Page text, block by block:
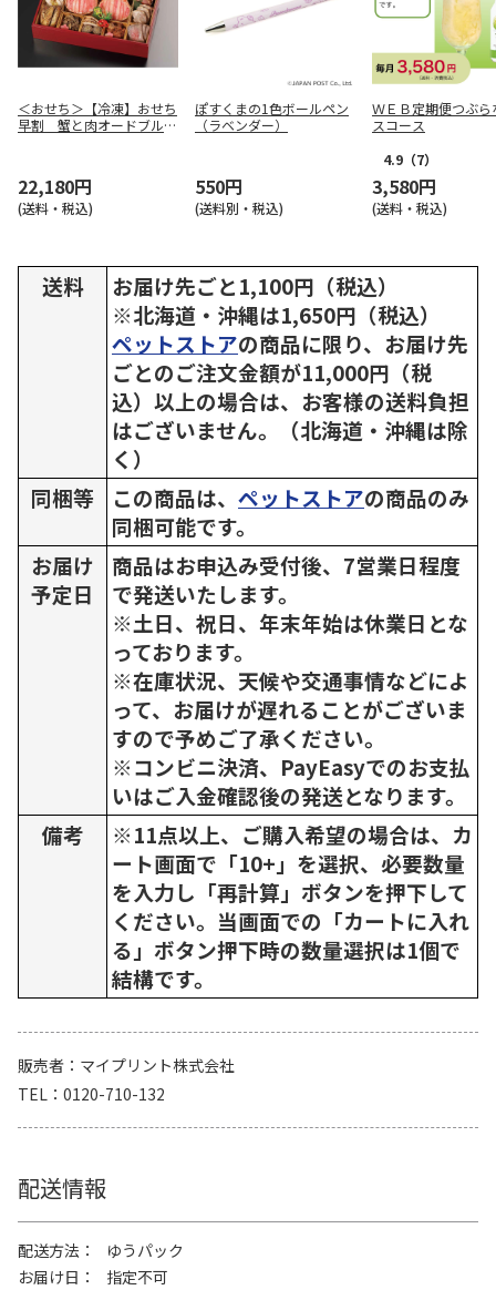
＜おせち＞【冷凍】おせち
早割 蟹と肉オードブルお
22,180円
(送料・税込)
ぽすくまの1色ボールペン
（ラベンダー）
550円
(送料別・税込)
ＷＥＢ定期便つぶら
スコース
4.9 （7）
3,580円
(送料・税込)
送料
お届け先ごと1,100円（税込）
※北海道・沖縄は1,650円（税込）
ペットストアの商品に限り、お届け先
ごとのご注文金額が11,000円（税
込）以上の場合は、お客様の送料負担
はございません。（北海道・沖縄は除
く）
同梱等
この商品は、 ペットストアの商品のみ
同梱可能です。
お届け
予定日
商品はお申込み受付後、7営業日程度
で発送いたします。
※土日、祝日、年末年始は休業日とな
っております。
※在庫状況、天候や交通事情などによ
って、お届けが遅れることがございま
すので予めご了承ください。
※コンビニ決済、PayEasyでのお支払
いはご入金確認後の発送となります。
備考
※11点以上、ご購入希望の場合は、カ
ート画面で「10+」を選択、必要数量
を入力し「再計算」ボタンを押下して
ください。当画面での「カートに入れ
る」ボタン押下時の数量選択は1個で
結構です。
販売者
マイプリント株式会社
TEL
0120-710-132
配送情報
配送方法
ゆうパック
お届け日
指定不可